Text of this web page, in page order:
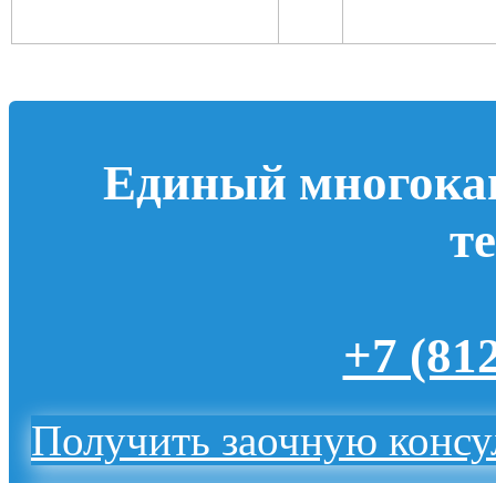
Единый
+7
Получить заочную